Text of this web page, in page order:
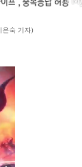
은숙 기자)